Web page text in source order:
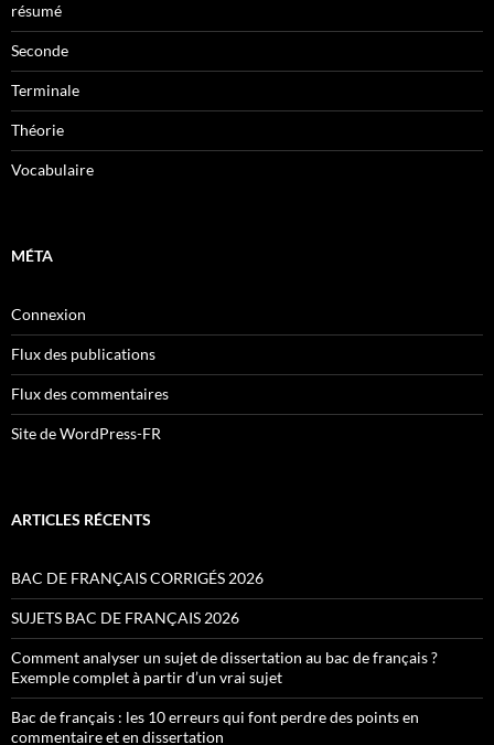
résumé
Seconde
Terminale
Théorie
Vocabulaire
MÉTA
Connexion
Flux des publications
Flux des commentaires
Site de WordPress-FR
ARTICLES RÉCENTS
BAC DE FRANÇAIS CORRIGÉS 2026
SUJETS BAC DE FRANÇAIS 2026
Comment analyser un sujet de dissertation au bac de français ?
Exemple complet à partir d’un vrai sujet
Bac de français : les 10 erreurs qui font perdre des points en
commentaire et en dissertation